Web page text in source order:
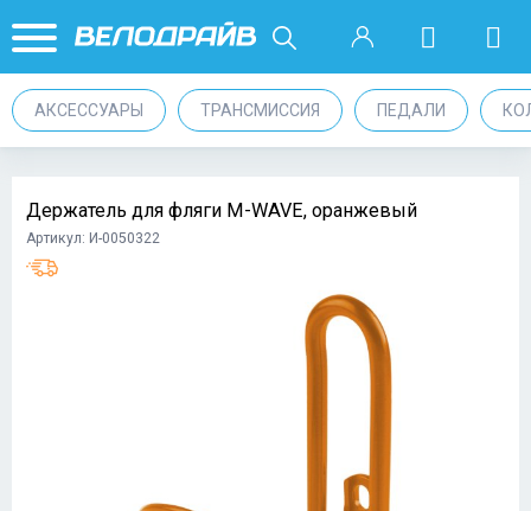
АКСЕССУАРЫ ТРАНСМИССИЯ ПЕДАЛИ
Держатель для фляги M-WAVE, оранжевый
Артикул: И-0050322